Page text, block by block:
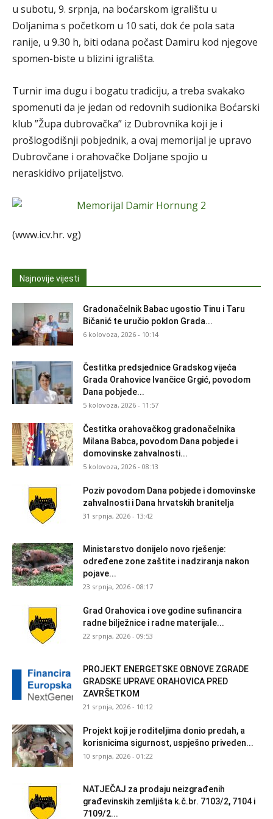
u subotu, 9. srpnja, na boćarskom igralištu u
Doljanima s početkom u 10 sati, dok će pola sata
ranije, u 9.30 h, biti odana počast Damiru kod njegove
spomen-biste u blizini igrališta.
Turnir ima dugu i bogatu tradiciju, a treba svakako
spomenuti da je jedan od redovnih sudionika Boćarski
klub ”Župa dubrovačka” iz Dubrovnika koji je i
prošlogodišnji pobjednik, a ovaj memorijal je upravo
Dubrovčane i orahovačke Doljane spojio u
neraskidivo prijateljstvo.
(www.icv.hr. vg)
Najnovije vijesti
Gradonačelnik Babac ugostio Tinu i Taru
Bičanić te uručio poklon Grada...
6 kolovoza, 2026 - 10:14
Čestitka predsjednice Gradskog vijeća
Grada Orahovice Ivančice Grgić, povodom
Dana pobjede...
5 kolovoza, 2026 - 11:57
Čestitka orahovačkog gradonačelnika
Milana Babca, povodom Dana pobjede i
domovinske zahvalnosti...
5 kolovoza, 2026 - 08:13
Poziv povodom Dana pobjede i domovinske
zahvalnosti i Dana hrvatskih branitelja
31 srpnja, 2026 - 13:42
Ministarstvo donijelo novo rješenje:
određene zone zaštite i nadziranja nakon
pojave...
23 srpnja, 2026 - 08:17
Grad Orahovica i ove godine sufinancira
radne bilježnice i radne materijale...
22 srpnja, 2026 - 09:53
PROJEKT ENERGETSKE OBNOVE ZGRADE
GRADSKE UPRAVE ORAHOVICA PRED
ZAVRŠETKOM
21 srpnja, 2026 - 10:12
Projekt koji je roditeljima donio predah, a
korisnicima sigurnost, uspješno priveden...
10 srpnja, 2026 - 01:22
NATJEČAJ za prodaju neizgrađenih
građevinskih zemljišta k.č.br. 7103/2, 7104 i
7109/2...